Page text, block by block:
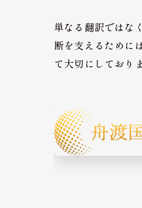
単なる翻訳ではな
断を支えるために
て大切にしており